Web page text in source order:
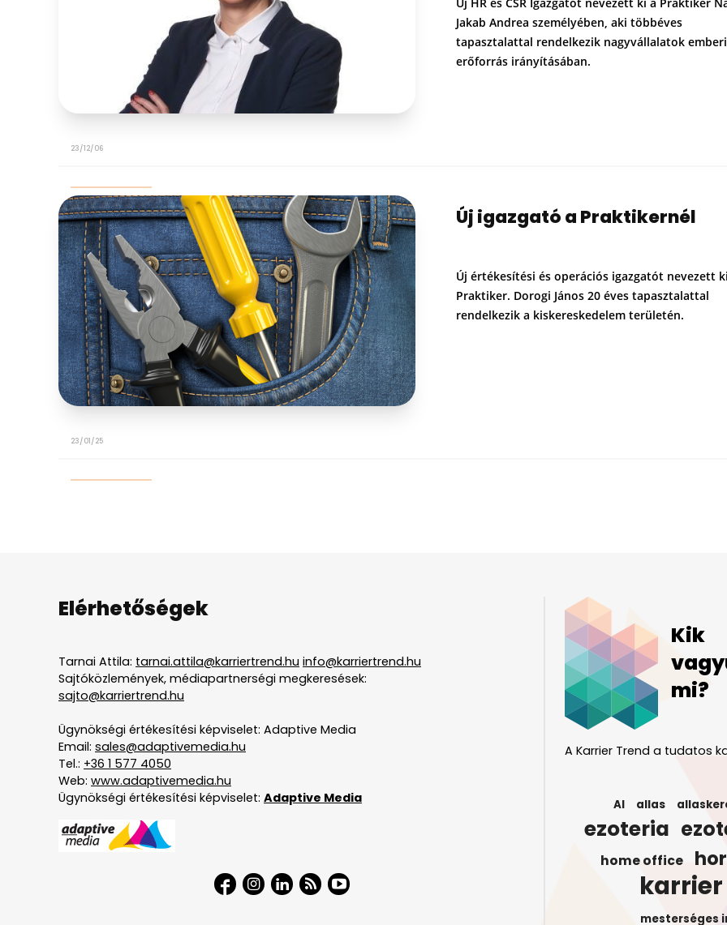
Jakab Andrea személyében, aki többéves
tapasztalattal rendelkezik nagyvállalatok emberi
erőforrás irányításában.
23/12/06
Új igazgató a Praktikernél
Új értékesítési és operációs igazgatót nevezett
Praktiker. Dorogi János 20 éves tapasztalattal
rendelkezik a kiskereskedelem területén.
23/01/25
Elérhetőségek
Tarnai Attila: tarnai.attila@karriertrend.hu info@karriertrend.hu
Sajtóközlemények, médiapartnerségi megkeresések:
sajto@karriertrend.hu
Ügynökségi értékesítési képviselet: Adaptive Media
Email: sales@adaptivemedia.hu
Tel.: +36 1 577 4050
Web: www.adaptivemedia.hu
Ügynökségi értékesítési képviselet: Adaptive Media
Kik
mi?
A Karrier Trend a tudatos
AI allas
ezoteria
home office
karrier
mesterséges